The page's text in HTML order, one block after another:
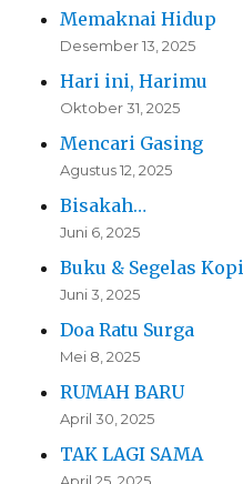
Memaknai Hidup
Desember 13, 2025
Hari ini, Harimu
Oktober 31, 2025
Mencari Gasing
Agustus 12, 2025
Bisakah…
Juni 6, 2025
Buku & Segelas Kopi
Juni 3, 2025
Doa Ratu Surga
Mei 8, 2025
RUMAH BARU
April 30, 2025
TAK LAGI SAMA
April 25, 2025